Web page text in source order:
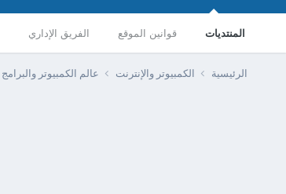
المنتديات قوانين الموقع الفريق الإداري
الرئيسية الكمبيوتر والإنترنت عالم الكمبيوتر والبرامج